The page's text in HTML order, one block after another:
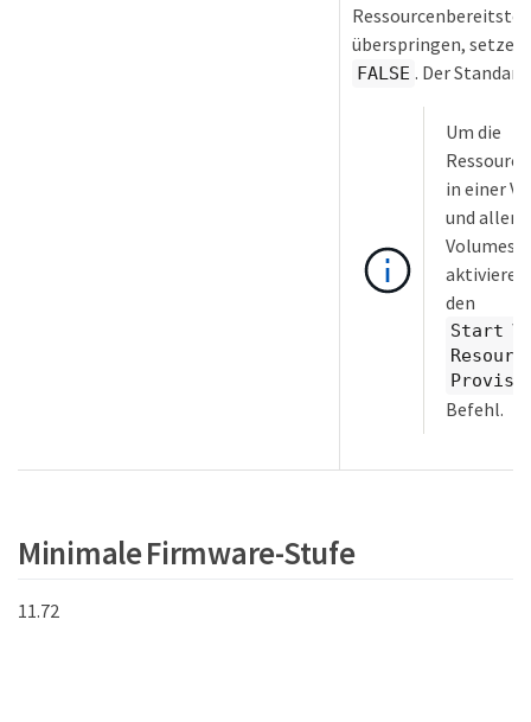
überspringen, setzen
FALSE . Der
Um die
in einer
und allen
Volumes
den
Start
Befehl.
Minimale Firmware-Stufe
11.72